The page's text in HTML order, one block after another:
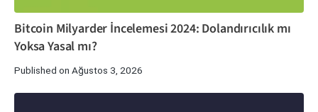
Bitcoin Milyarder İncelemesi 2024: Dolandırıcılık mı
Yoksa Yasal mı?
Published on Ağustos 3, 2026